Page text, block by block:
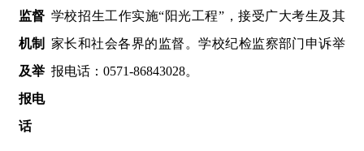
监督
机制
及举
报电
话
学校招生工作实施“阳光工程”，接受广大考生及其
家长和社会各界的监督。学校纪检监察部门申诉举
报电话：0571-86843028。